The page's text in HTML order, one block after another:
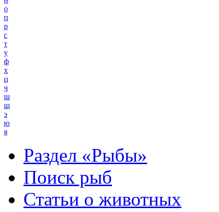
о
п
р
с
т
у
ф
х
ц
ч
ш
щ
э
ю
я
Раздел «Рыбы»
Поиск рыб
Статьи о животных